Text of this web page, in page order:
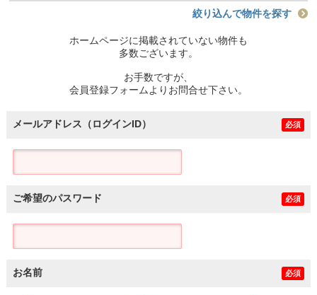
住宅ローン控除シミュレータ
絞り込んで物件を探す
ホームページに掲載されていない物件も
多数ございます。
お手数ですが、
会員登録フォームよりお問合せ下さい。
メールアドレス（ログインID） 必須
ご希望のパスワード 必須
お名前 必須